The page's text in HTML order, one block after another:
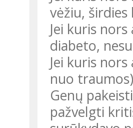
vėžiu,
Jei kuris
diabeto,
Jei kuris
nuo
Genų
pažvelgti